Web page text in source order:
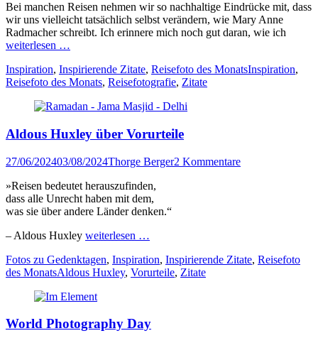
Bei manchen Reisen nehmen wir so nachhaltige Eindrücke mit, dass
wir uns vielleicht tatsächlich selbst verändern, wie Mary Anne
Radmacher schreibt. Ich erinnere mich noch gut daran, wie ich
weiterlesen …
Kategorien
Inspiration, Inspirierende Zitate, Reisefoto des MonatsTags
Inspiration,
Reisefoto des Monats, Reisefotografie, Zitate
Aldous Huxley über Vorurteile
Veröffentlicht
27/06/202403/08/2024Author
Thorge Berger2 Kommentare
»Reisen bedeutet herauszufinden,
dass alle Unrecht haben mit dem,
was sie über andere Länder denken.“
– Aldous Huxley weiterlesen …
Kategorien
Fotos zu Gedenktagen, Inspiration, Inspirierende Zitate, Reisefoto
des MonatsTags
Aldous Huxley, Vorurteile, Zitate
World Photography Day